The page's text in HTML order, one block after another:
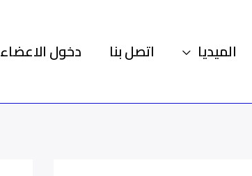
الميديا اتصل بنا دخول الاعضاء